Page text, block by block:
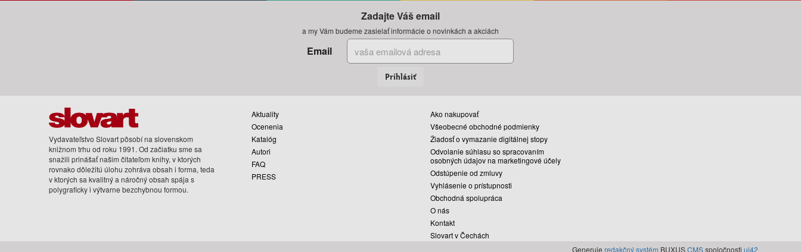
Zadajte Váš email
a my Vám budeme zasielať informácie o novinkách a akciách
Email
Prihlásiť
Vydavateľstvo Slovart pôsobí na slovenskom
knižnom trhu od roku 1991. Od začiatku sme sa
snažili prinášať našim čitateľom knihy, v ktorých
rovnako dôležitú úlohu zohráva obsah i forma, teda
v ktorých sa kvalitný a náročný obsah spája s
polygraficky i výtvarne bezchybnou formou.
Aktuality
Ocenenia
Katalóg
Autori
FAQ
PRESS
Ako nakupovať
Všeobecné obchodné podmienky
Žiadosť o vymazanie digitálnej stopy
Odvolanie súhlasu so spracovaním
osobných údajov na marketingové účely
Odstúpenie od zmluvy
Vyhlásenie o prístupnosti
Obchodná spolupráca
O nás
Kontakt
Slovart v Čechách
Generuje redakčný systém BUXUSCMSspoločnosti ui42